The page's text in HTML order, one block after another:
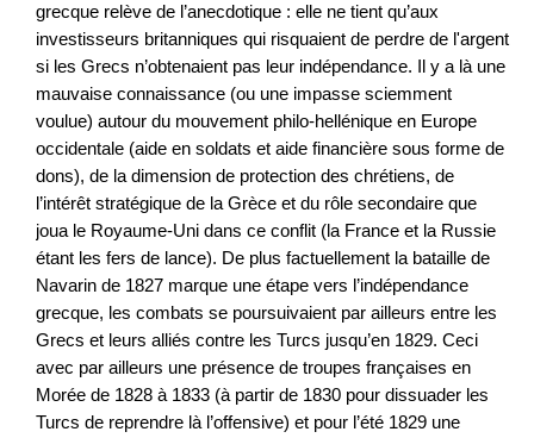
grecque relève de l’anecdotique : elle ne tient qu’aux
investisseurs britanniques qui risquaient de perdre de l'argent
si les Grecs n’obtenaient pas leur indépendance. Il y a là une
mauvaise connaissance (ou une impasse sciemment
voulue) autour du mouvement philo-hellénique en Europe
occidentale (aide en soldats et aide financière sous forme de
dons), de la dimension de protection des chrétiens, de
l’intérêt stratégique de la Grèce et du rôle secondaire que
joua le Royaume-Uni dans ce conflit (la France et la Russie
étant les fers de lance). De plus factuellement la bataille de
Navarin de 1827 marque une étape vers l’indépendance
grecque, les combats se poursuivaient par ailleurs entre les
Grecs et leurs alliés contre les Turcs jusqu’en 1829. Ceci
avec par ailleurs une présence de troupes françaises en
Morée de 1828 à 1833 (à partir de 1830 pour dissuader les
Turcs de reprendre là l’offensive) et pour l’été 1829 une